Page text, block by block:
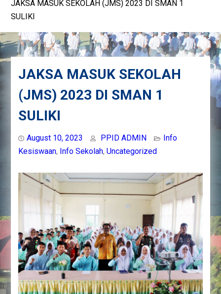
JAKSA MASUK SEKOLAH (JMS) 2023 DI SMAN 1
SULIKI
JAKSA MASUK SEKOLAH
(JMS) 2023 DI SMAN 1
SULIKI
August 10, 2023 PPID ADMIN
Info
Kesiswaan, Info Sekolah, Uncategorized